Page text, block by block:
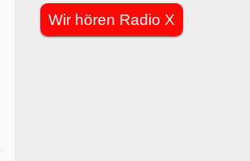
Wir hören Radio X